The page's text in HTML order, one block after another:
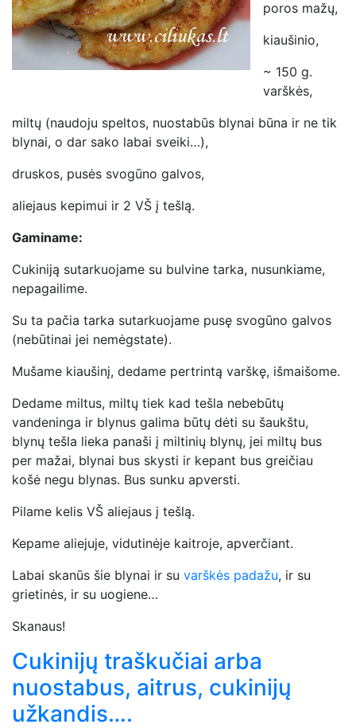
poros mažų,
kiaušinio,
~ 150 g.
varškės,
miltų (naudoju speltos, nuostabūs blynai būna ir ne tik
blynai, o dar sako labai sveiki…),
druskos, pusės svogūno galvos,
aliejaus kepimui ir 2 VŠ į tešlą.
Gaminame:
Cukiniją sutarkuojame su bulvine tarka, nusunkiame,
nepagailime.
Su ta pačia tarka sutarkuojame pusę svogūno galvos
(nebūtinai jei nemėgstate).
Mušame kiaušinį, dedame pertrintą varškę, išmaišome.
Dedame miltus, miltų tiek kad tešla nebebūtų
vandeninga ir blynus galima būtų dėti su šaukštu,
blynų tešla lieka panaši į miltinių blynų, jei miltų bus
per mažai, blynai bus skysti ir kepant bus greičiau
košė negu blynas. Bus sunku apversti.
Pilame kelis VŠ aliejaus į tešlą.
Kepame aliejuje, vidutinėje kaitroje, apverčiant.
Labai skanūs šie blynai ir su varškės padažu, ir su
grietinės, ir su uogiene…
Skanaus!
Cukinijų traškučiai arba
nuostabus, aitrus, cukinijų
užkandis….